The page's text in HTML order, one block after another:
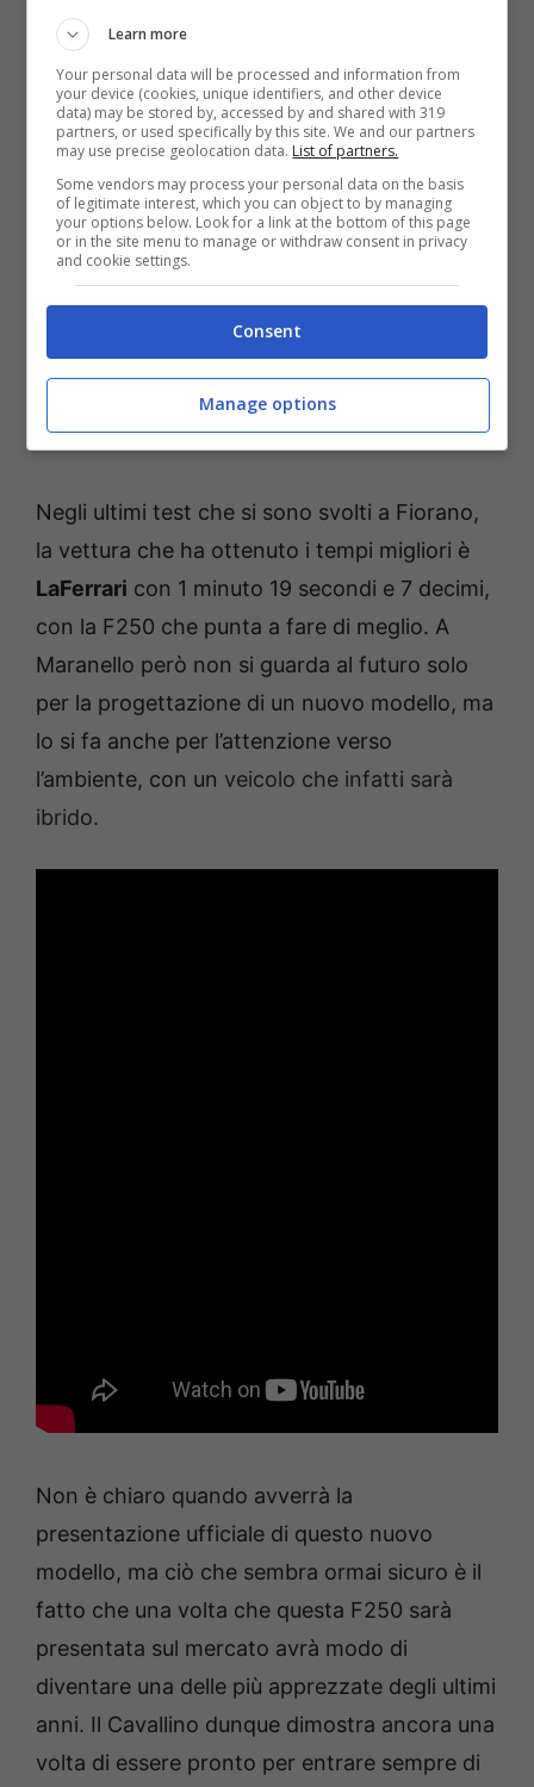
Ferrari F250 (YouTube – fuoristrada.it)
Gli appassionati dovranno accettare il fatto
che, con tutta probabilità, in questo
eccezionale modello non sarà possibile
ammirare ancora una volta il leggendario
motore 12 cilindri. Si tratta infatti di una quasi
assoluta certezza il fatto che si utilizzerà un 6
cilindri che avrà modo di toccare un picco
massimo che sarà in grado di superare i
Negli ultimi test che si sono svolti a Fiorano,
la vettura che ha ottenuto i tempi migliori è
LaFerrari con 1 minuto 19 secondi e 7 decimi,
con la F250 che punta a fare di meglio. A
Maranello però non si guarda al futuro solo
per la progettazione di un nuovo modello, ma
lo si fa anche per l’attenzione verso
l’ambiente, con un veicolo che infatti sarà
ibrido.
Non è chiaro quando avverrà la
presentazione ufficiale di questo nuovo
modello, ma ciò che sembra ormai sicuro è il
fatto che una volta che questa F250 sarà
presentata sul mercato avrà modo di
diventare una delle più apprezzate degli ultimi
anni. Il Cavallino dunque dimostra ancora una
volta di essere pronto per entrare sempre di
Learn more
Your personal data will be processed and information from
your device (cookies, unique identifiers, and other device
data) may be stored by, accessed by and shared with 319
partners, or used specifically by this site. We and our partners
may use precise geolocation data. List of partners.
Some vendors may process your personal data on the basis
of legitimate interest, which you can object to by managing
your options below. Look for a link at the bottom of this page
or in the site menu to manage or withdraw consent in privacy
and cookie settings.
Consent
Manage options